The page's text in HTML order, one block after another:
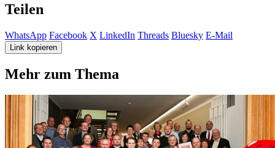
Teilen
WhatsApp Facebook X LinkedIn Threads Bluesky E-Mail
Link kopieren
Mehr zum Thema